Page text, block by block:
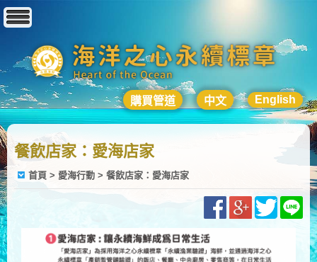
購買管道 中文 English
餐飲店家：愛海店家
首頁 > 愛海行動 > 餐飲店家：愛海店家